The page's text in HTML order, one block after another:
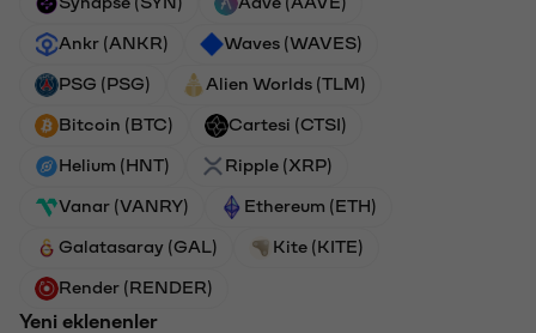
Ankr (ANKR) Waves (WAVES)
PSG (PSG) Alien Worlds (TLM)
Bitcoin (BTC) Cartesi (CTSI)
Helium (HNT) Ripple (XRP)
Vanar (VANRY) Ethereum (ETH)
Galatasaray (GAL) Kite (KITE)
Render (RENDER)
Yeni eklenenler